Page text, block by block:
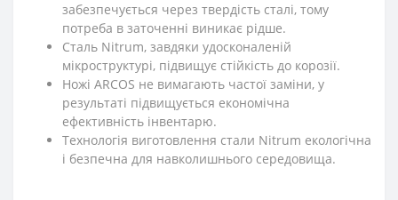
забезпечується через твердість сталі, тому
потреба в заточенні виникає рідше.
Сталь Nitrum, завдяки удосконаленій
мікроструктурі, підвищує стійкість до корозії.
Ножі ARCOS не вимагають частої заміни, у
результаті підвищується економічна
ефективність інвентарю.
Технологія виготовлення стали Nitrum екологічна
і безпечна для навколишнього середовища.